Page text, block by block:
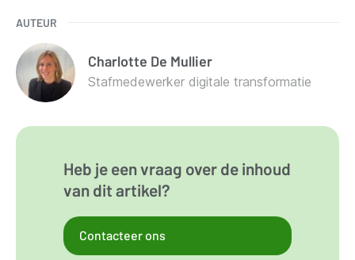
AUTEUR
Charlotte De Mullier
Stafmedewerker digitale transformatie
Heb je een vraag over de inhoud
van dit artikel?
Contacteer ons